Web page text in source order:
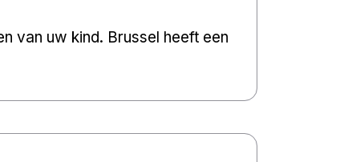
van uw kind. Brussel heeft een